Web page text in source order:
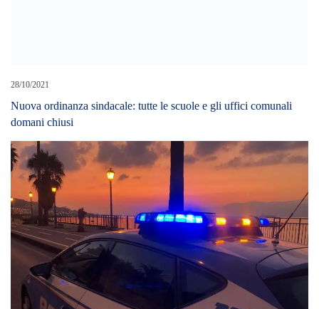
28/10/2021
Nuova ordinanza sindacale: tutte le scuole e gli uffici comunali
domani chiusi